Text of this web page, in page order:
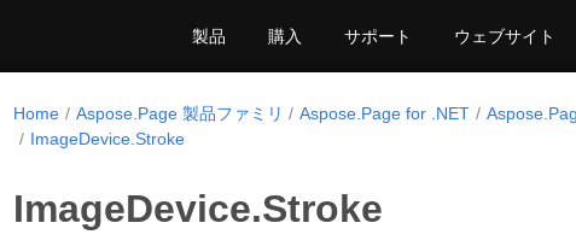
製品 購入 サポート ウェブサイト
Home Aspose.Page 製品ファミリ Aspose.Page for .NET
ImageDevice.Stroke
ImageDevice.Stroke